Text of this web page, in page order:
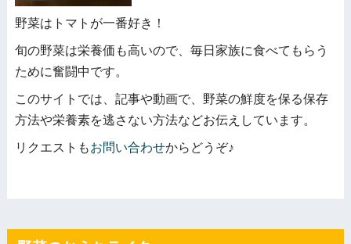
野菜はトマトが一番好き！
旬の野菜は栄養価も高いので、毎日家族に食べてもらう
ために奮闘中です。
このサイトでは、記事や動画で、野菜の鮮度を保る保存
方法や栄養素を逃さない方法などお伝えしています。
リクエストもお問い合わせからどうぞ♪